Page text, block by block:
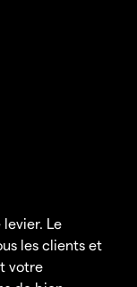
Le
les clients et
votre